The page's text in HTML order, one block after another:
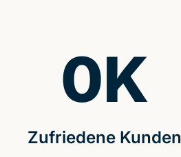
Zufriedene Kunden
0K